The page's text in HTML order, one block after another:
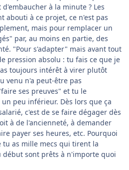
à la minute ? Les
abouti à ce projet, ce n'est pas
mais pour remplacer un
par, au moins en partie, des
"Pour s'adapter" mais avant tout
pression absolu : tu fais ce que je
toujours intérêt à virer plutôt
venu n'a peut-être pas
ses preuves" et tu le
peu inférieur. Dès lors que ça
c'est de se faire dégager dès
à de l'ancienneté, à demander
payer ses heures, etc. Pourquoi
as mille mecs qui tirent la
sont prêts à n'importe quoi